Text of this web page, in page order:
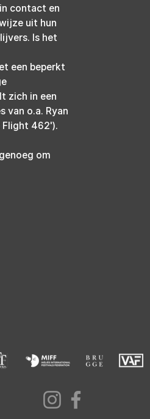
contact en
uit hun
Is het
een beperkt
zich in een
o.a. Ryan
Flight 462').
om